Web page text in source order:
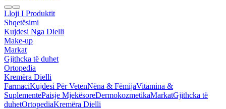
Lloji I Produktit
Shqetësimi
Kujdesi Nga Dielli
Make-up
Markat
Gjithcka të duhet
Ortopedia
Kremëra Dielli
FarmaciKujdesi Për VetenNëna & FëmijaVitamina &
SuplementePaisje MjekësoreDermokozmetikaMarkatGjithcka të
duhetOrtopediaKremëra Dielli